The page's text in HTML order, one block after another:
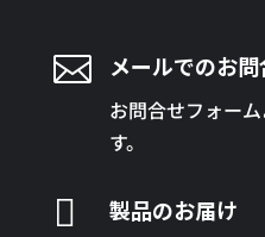
 メールでのお問
お問合せフォー
す。
 製品のお届け